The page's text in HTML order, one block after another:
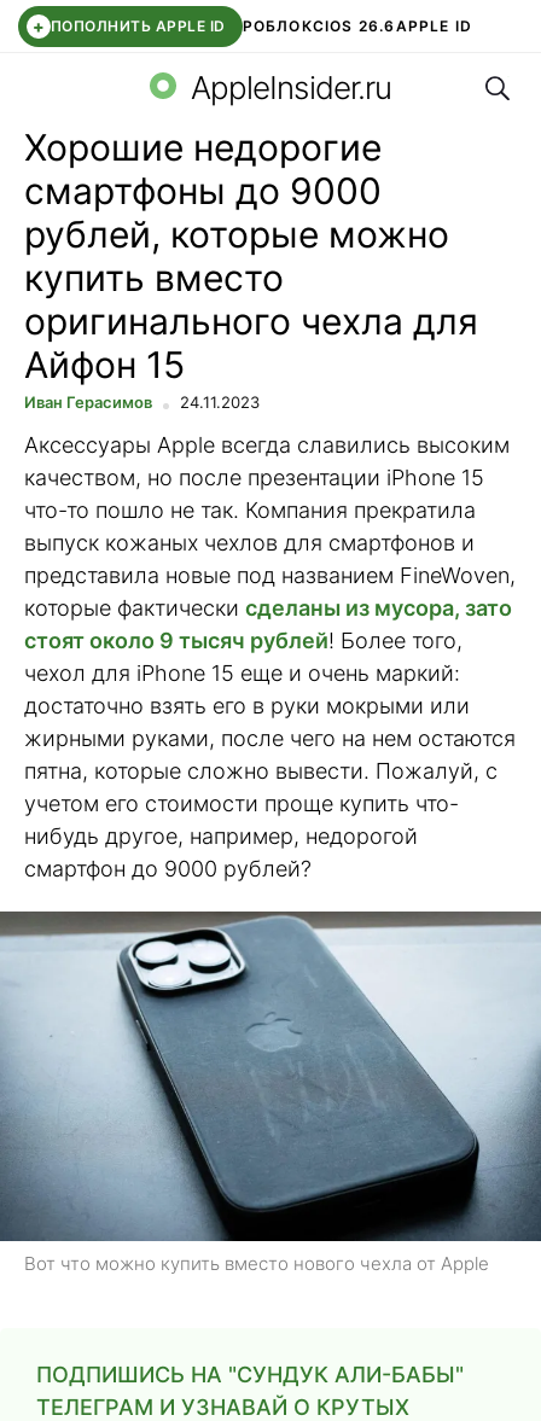
+ ПОПОЛНИТЬ APPLE ID РОБЛОКСIOS 26.6 APPLE ID
WHATSAPP DDE STOREAPP STOREOZON БАНК
AppleInsider.ru
Хорошие недорогие
смартфоны до 9000
рублей, которые можно
купить вместо
оригинального чехла для
Айфон 15
Иван Герасимов 24.11.2023
Аксессуары Apple всегда славились высоким
качеством, но после презентации iPhone 15
что-то пошло не так. Компания прекратила
выпуск кожаных чехлов для смартфонов и
представила новые под названием FineWoven,
которые фактически сделаны из мусора, зато
стоят около 9 тысяч рублей! Более того,
чехол для iPhone 15 еще и очень маркий:
достаточно взять его в руки мокрыми или
жирными руками, после чего на нем остаются
пятна, которые сложно вывести. Пожалуй, с
учетом его стоимости проще купить что-
нибудь другое, например, недорогой
смартфон до 9000 рублей?
Вот что можно купить вместо нового чехла от Apple
ПОДПИШИСЬ НА "СУНДУК АЛИ-БАБЫ"
ТЕЛЕГРАМ И УЗНАВАЙ О КРУТЫХ